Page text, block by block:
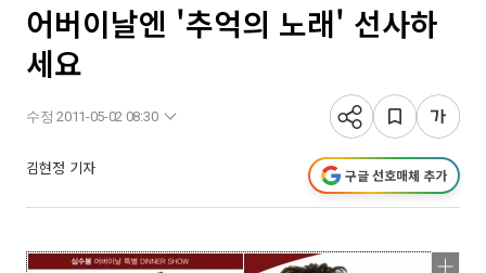
어버이날엔 '추억의 노래' 선사하
세요
수정 2011-05-02 08:30
김현정 기자 구글 선호매체 추가